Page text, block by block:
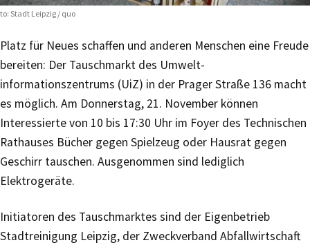
Stadt Leipzig / quo
Platz für Neues schaffen und anderen Menschen eine Freude
bereiten: Der Tauschmarkt des Umwelt­
informationszentrums (UiZ) in der Prager Straße 136 macht
es möglich. Am Donnerstag, 21. November können
Interessierte von 10 bis 17:30 Uhr im Foyer des Technischen
Rathauses Bücher gegen Spielzeug oder Hausrat gegen
Geschirr tauschen. Ausgenommen sind lediglich
Elektrogeräte.
Initiatoren des Tauschmarktes sind der Eigenbetrieb
Stadtreinigung Leipzig, der Zweckverband Abfallwirtschaft